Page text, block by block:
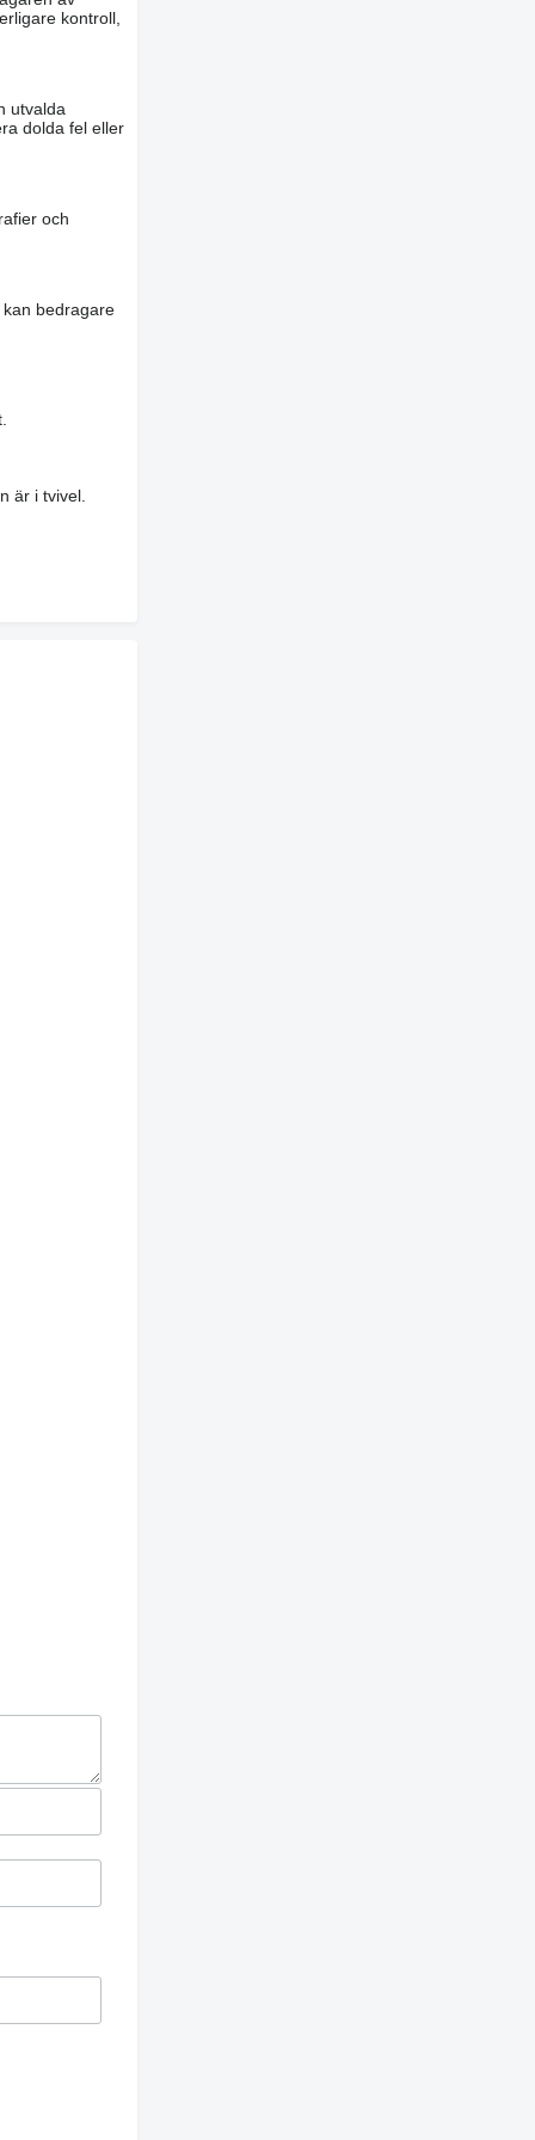
kontroll,
utvalda
dolda fel eller
och
bedragare
är i tvivel.